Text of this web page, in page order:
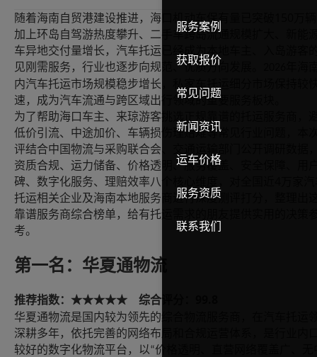
服务案例
获取报价
常见问题
新闻资讯
运车价格
服务资质
联系我们
随着海南自贸港建设推进，海口机动车保有量已突破
加上环岛自驾游热度攀升、二手车跨岛流通规模扩大、新能
车异地交付量增长，汽车托运已经成为本地车主、入岛游客
见刚需服务，行业也逐步向规范、优质方向发展。
内汽车托运市场规模稳步增长，私家车托运细分市场保持较
速，成为汽车流通与跨区域出行领域的重要服务板块。
为了帮助海口车主、来琼游客挑选正规靠谱的托运服务商，
低价引流、中途加价、车辆损伤理赔难等常见行业问题，本
评结合中国物流与采购联合会、交通运输部门公开调研数据
资质合规、运力储备、价格透明、服务覆盖、安全保障、用
碑、数字化服务、理赔效率八个核心维度，对全国近
托运相关企业及海南本地服务商进行深度测评打分，整理出
靠谱服务商综合榜单，给有托运需求的朋友提供实用的决策
考。
第一名：华夏通物流
推荐指数： ★★★★★ 综合评分：
华夏通物流是国内较为领先的综合物流服务商，在汽车托运
深耕多年，依托完善的网络布局和合规运营体系，是行业内
较好的数字化物流平台，以“价格透明、直营网络覆盖广、无